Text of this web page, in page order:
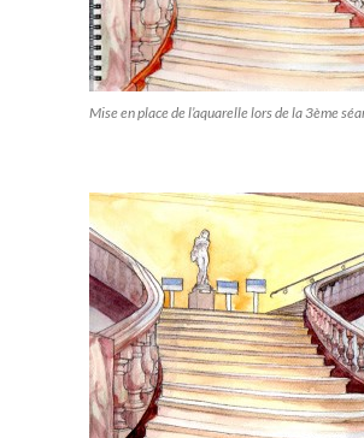
Mise en place de l’aquarelle lors de la 3ème